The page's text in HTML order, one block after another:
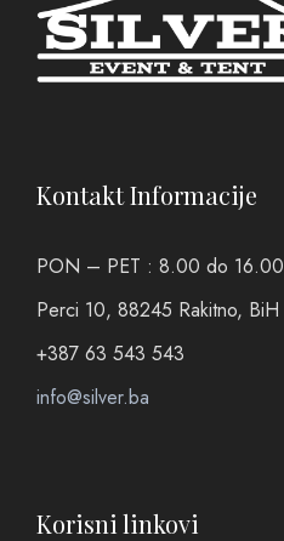
Kontakt Informacije
PON – PET : 8.00 do 16.00
Perci 10, 88245 Rakitno, BiH
+387 63 543 543
info@silver.ba
Korisni linkovi